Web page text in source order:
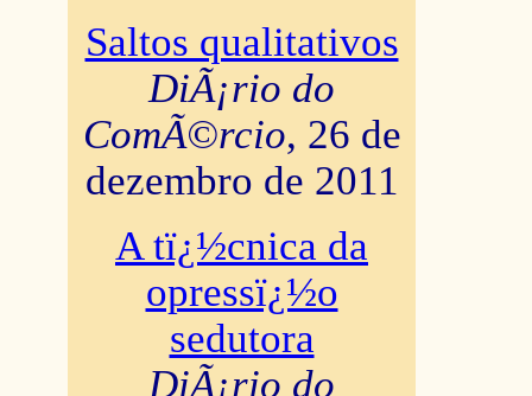
Saltos qualitativos
DiÃ¡rio do
ComÃ©rcio, 26 de
dezembro de 2011
A tï¿½cnica da
opressï¿½o
sedutora
DiÃ¡rio do